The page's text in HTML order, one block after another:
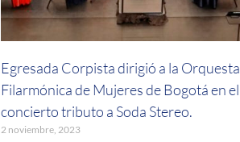
Egresada Corpista dirigió a la Orquesta
Filarmónica de Mujeres de Bogotá en el
concierto tributo a Soda Stereo.
2 noviembre, 2023